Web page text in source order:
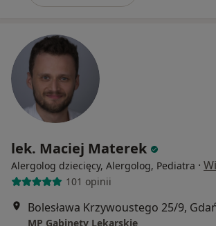
lek. Maciej Materek
Alergolog dziecięcy, Alergolog, Pediatra ·
101 opinii
Bolesława Krzywoustego 25/9,
MP Gabinety Lekarskie